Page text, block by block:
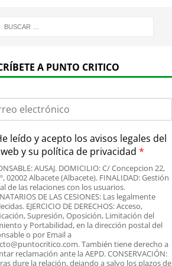
A PUNTO CRITICO
leído y acepto los avisos legales del
y su política de privacidad *
AUSAJ. DOMICILIO: C/ Concepcion 22,
02002 Albacete (Albacete). FINALIDAD: Gestión
de las relaciones con los usuarios.
DE LAS CESIONES: Las legalmente
EJERCICIO DE DERECHOS: Acceso,
Supresión, Oposición, Limitación del
y Portabilidad, en la dirección postal del
o por Email a
También tiene derecho a
reclamación ante la AEPD. CONSERVACIÓN:
dure la relación, dejando a salvo los plazos de